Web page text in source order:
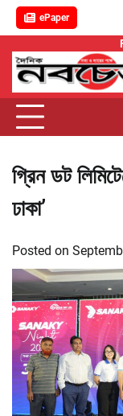
ePaper
content
গ্রিন ডট
ঢাকা’
Posted on